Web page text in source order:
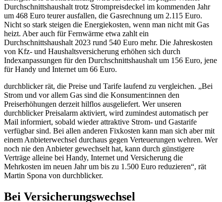
Durchschnittshaushalt trotz Strompreisdeckel im kommenden Jahr
um 468 Euro teurer ausfallen, die Gasrechnung um 2.115 Euro.
Nicht so stark steigen die Energiekosten, wenn man nicht mit Gas
heizt. Aber auch für Fernwärme etwa zahlt ein
Durchschnittshaushalt 2023 rund 540 Euro mehr. Die Jahreskosten
von Kfz- und Haushaltsversicherung erhöhen sich durch
Indexanpassungen für den Durchschnittshaushalt um 156 Euro, jene
für Handy und Internet um 66 Euro.
durchblicker rät, die Preise und Tarife laufend zu vergleichen. „Bei
Strom und vor allem Gas sind die Konsument:innen den
Preiserhöhungen derzeit hilflos ausgeliefert. Wer unseren
durchblicker Preisalarm aktiviert, wird zumindest automatisch per
Mail informiert, sobald wieder attraktive Strom- und Gastarife
verfügbar sind. Bei allen anderen Fixkosten kann man sich aber mit
einem Anbieterwechsel durchaus gegen Verteuerungen wehren. Wer
noch nie den Anbieter gewechselt hat, kann durch günstigere
Verträge alleine bei Handy, Internet und Versicherung die
Mehrkosten im neuen Jahr um bis zu 1.500 Euro reduzieren“, rät
Martin Spona von durchblicker.
Bei Versicherungswechsel